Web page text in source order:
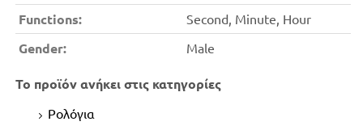
Functions: Second, Minute, Hour
Gender: Male
Το προϊόν ανήκει στις κατηγορίες
Ρολόγια